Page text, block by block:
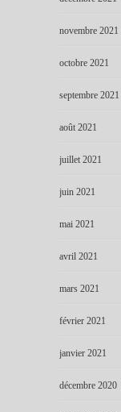
novembre 2021
octobre 2021
septembre 2021
août 2021
juillet 2021
juin 2021
mai 2021
avril 2021
mars 2021
février 2021
janvier 2021
décembre 2020